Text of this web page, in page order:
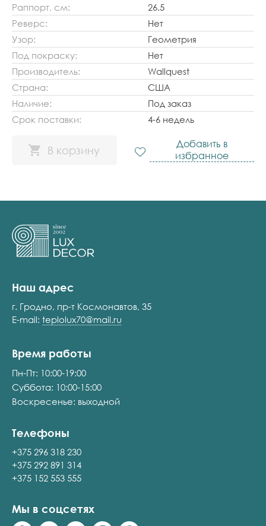
Раппорт, см:
26.5
Реверс:
Нет
Узор:
Геометрия
Под покраску:
Нет
Производитель:
Wallquest
Страна:
США
Наличие:
Под заказ
Срок поставки:
4-6 недель
В корзину
Добавить в
избранное
Наш адрес
г. Гродно, пр-т Космонавтов, 35
E-mail: teplolux70@mail.ru
Время работы
Пн-Пт: 10:00-19:00
Суббота: 10:00-15:00
Воскресенье: выходной
Телефоны
+375 296 318 230
+375 292 891 314
+375 152 553 555
Мы в соцсетях